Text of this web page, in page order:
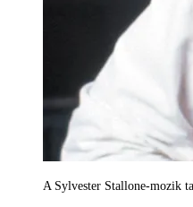
A Sylvester Stallone-mozik